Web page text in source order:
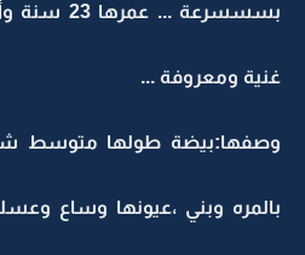
بسسسرعة
غنية ومعروفة ...
وصفها:بيضة طولها متوسط
بالمره وبني ،عيونها وساع